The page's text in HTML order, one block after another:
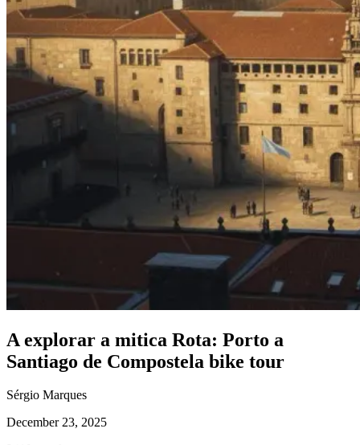
Caminho de Santiago em Bicicleta - Caminho da Costa - "fácil"
A explorar a mitica Rota: Porto a
Santiago de Compostela bike tour
Sérgio Marques
December 23, 2025